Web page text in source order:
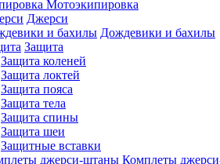
Мотоэкипировка
Джерси
Дождевики и бахилы
Защита
Защита коленей
Защита локтей
Защита пояса
Защита тела
Защита спины
Защита шеи
Защитные вставки
Комплеты